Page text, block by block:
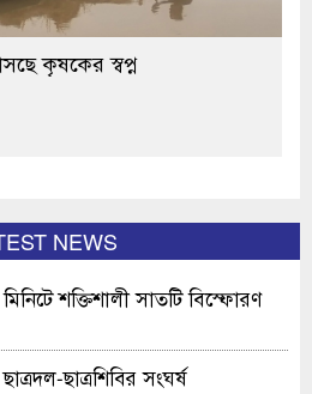
কৃষকের স্বপ্ন
NEWS
শক্তিশালী সাতটি বিস্ফোরণ
ছাত্রশিবির সংঘর্ষ